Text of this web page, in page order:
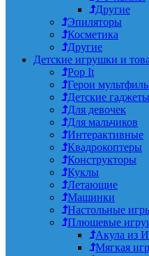
Другие
Эпиляторы
Косметика
Другие
Детские игрушки и
Pop It
Герои
Детские гаджеты
Для девочек
Для мальчиков
Интерактивные
Квадрокоптеры
Конструкторы
Куклы
Летающие
Машинки
Настольные
Плюшевые
Акула из
Мягкая